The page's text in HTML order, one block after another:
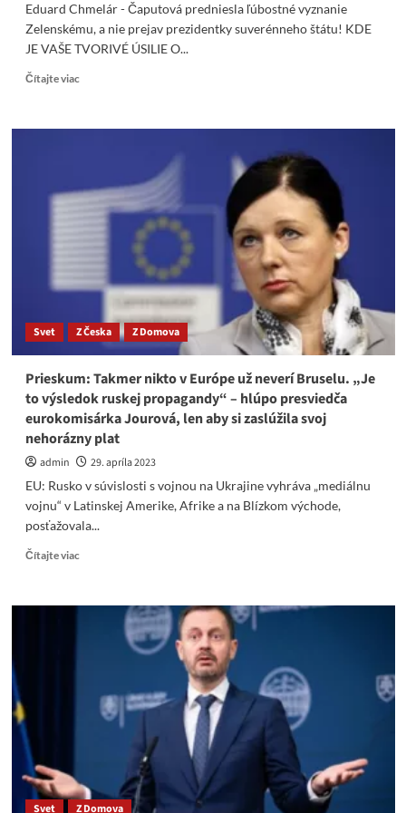
Eduard Chmelár - Čaputová predniesla ľúbostné vyznanie
Zelenskému, a nie prejav prezidentky suverénneho štátu! KDE
JE VAŠE TVORIVÉ ÚSILIE O...
Čítajte viacRead
Eduard
predniesla
ľúbostné
nie
prezidentky
suverénneho
Svet Z Česka Z Domova
Prieskum: Takmer nikto v Európe už neverí Bruselu. „Je
to výsledok ruskej propagandy“ – hlúpo presviedča
eurokomisárka Jourová, len aby si zaslúžila svoj
nehorázny plat
admin
29. apríla 2023
EU: Rusko v súvislosti s vojnou na Ukrajine vyhráva „mediálnu
vojnu“ v Latinskej Amerike, Afrike a na Blízkom východe,
posťažovala...
Čítajte viacRead
Prieskum:
neverí
Bruselu.
ruskej
Svet Z Domova